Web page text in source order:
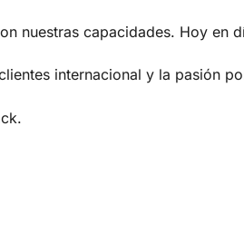
nuestras capacidades. Hoy
internacional y la pasión